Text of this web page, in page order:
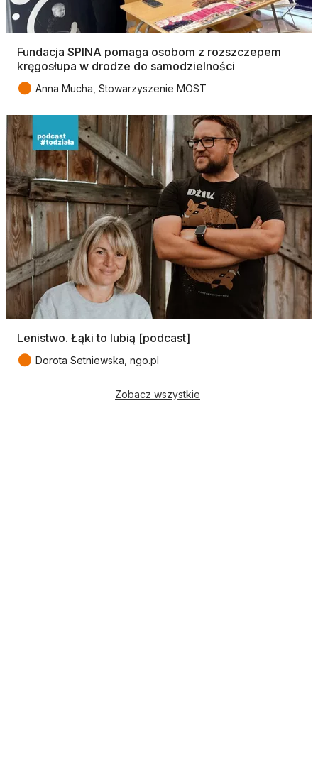
Fundacja SPINA pomaga osobom z rozszczepem
kręgosłupa w drodze do samodzielności
● Anna Mucha, Stowarzyszenie MOST
Lenistwo. Łąki to lubią [podcast]
● Dorota Setniewska, ngo.pl
Zobacz wszystkie